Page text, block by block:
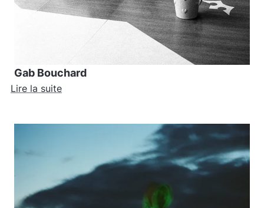
Gab Bouchard
Lire la suite